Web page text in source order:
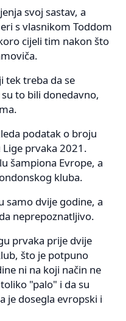
svoj sastav, a
s vlasnikom Toddom
cijeli tim nakon što
tek treba da se
to bili donedavno,
podatak o broju
prvaka 2021.
šampiona Evrope, a
kluba.
samo dvije godine, a
neprepoznatljivo.
prvaka prije dvije
što je potpuno
ni na koji način ne
"palo" i da su
je dosegla evropski i